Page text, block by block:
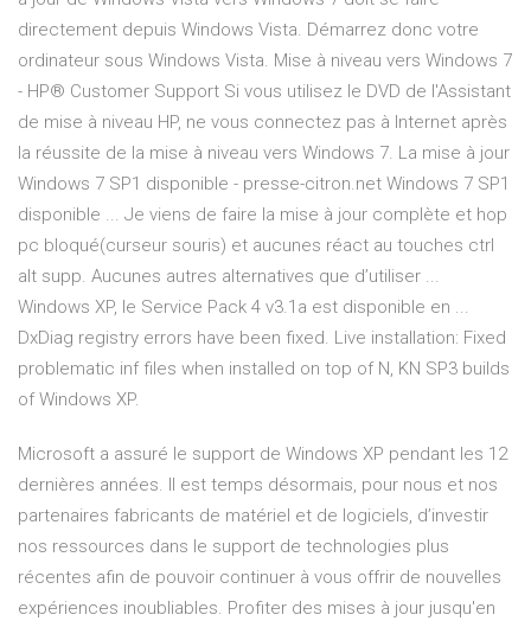
directement depuis Windows Vista. Démarrez donc votre
ordinateur sous Windows Vista. Mise à niveau vers Windows 7
- HP® Customer Support Si vous utilisez le DVD de l'Assistant
de mise à niveau HP, ne vous connectez pas à Internet après
la réussite de la mise à niveau vers Windows 7. La mise à jour
Windows 7 SP1 disponible - presse-citron.net Windows 7 SP1
disponible ... Je viens de faire la mise à jour complète et hop
pc bloqué(curseur souris) et aucunes réact au touches ctrl
alt supp. Aucunes autres alternatives que d’utiliser ...
Windows XP, le Service Pack 4 v3.1a est disponible en ...
DxDiag registry errors have been fixed. Live installation: Fixed
problematic inf files when installed on top of N, KN SP3 builds
of Windows XP.
Microsoft a assuré le support de Windows XP pendant les 12
dernières années. Il est temps désormais, pour nous et nos
partenaires fabricants de matériel et de logiciels, d’investir
nos ressources dans le support de technologies plus
récentes afin de pouvoir continuer à vous offrir de nouvelles
expériences inoubliables. Profiter des mises à jour jusqu'en